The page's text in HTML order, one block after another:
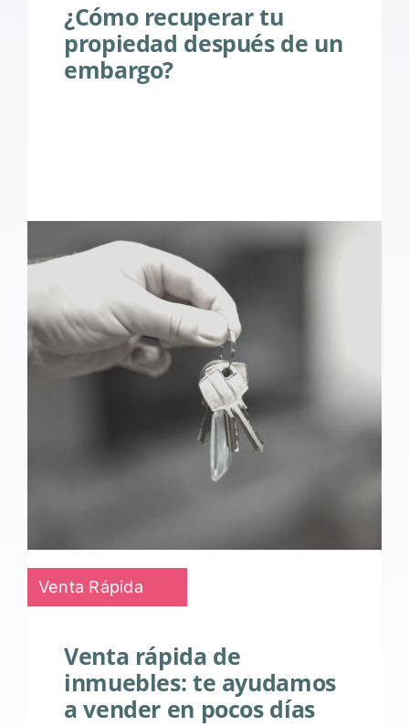
¿Cómo recuperar tu
propiedad después de un
embargo?
Venta Rápida
Venta rápida de
inmuebles: te ayudamos
a vender en pocos días